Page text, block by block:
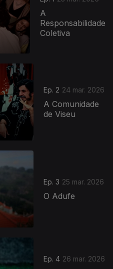
A
Responsabilidade
Coletiva
Ep. 2 24 mar. 2026
A Comunidade
de Viseu
Ep. 3 25 mar. 2026
O Adufe
Ep. 4 26 mar. 2026